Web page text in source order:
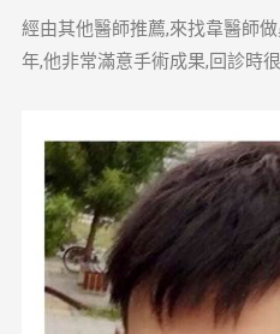
經由其他醫師推薦,來找韋醫師
年,他非常滿意手術成果,回診時